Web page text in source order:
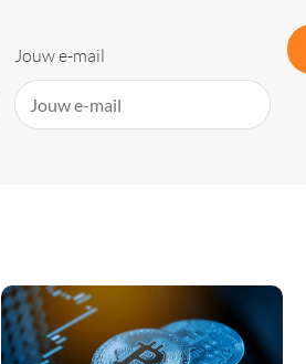
Jouw e-mail